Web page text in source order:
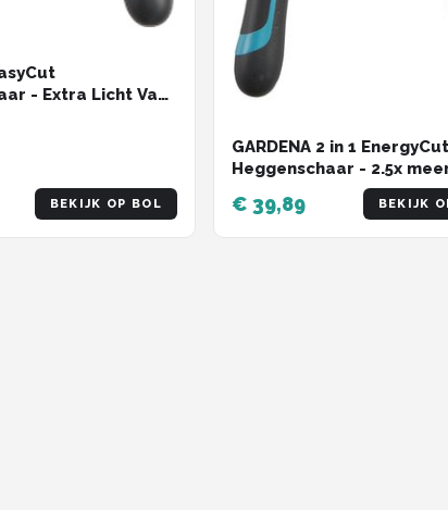
- Extra Licht Van
BEKIJK OP BOL
GARDENA 2 in 1 EnergyCut
Heggenschaar - 2.5x
kracht - Totale lengte
€ 39,89 BEKIJK